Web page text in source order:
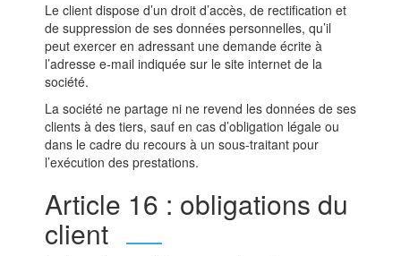
Le client dispose d’un droit d’accès, de rectification et
de suppression de ses données personnelles, qu’il
peut exercer en adressant une demande écrite à
l’adresse e-mail indiquée sur le site internet de la
société.
La société ne partage ni ne revend les données de ses
clients à des tiers, sauf en cas d’obligation légale ou
dans le cadre du recours à un sous-traitant pour
l’exécution des prestations.
Article 16 : obligations du
client